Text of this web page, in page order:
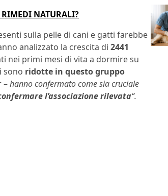
RIMEDI NATURALI?
sulla pelle di cani e gatti farebbe
analizzato la crescita di 2441
nei primi mesi di vita a dormire su
sono ridotte in questo gruppo
–hanno confermato come sia cruciale
l’associazione rilevata“.